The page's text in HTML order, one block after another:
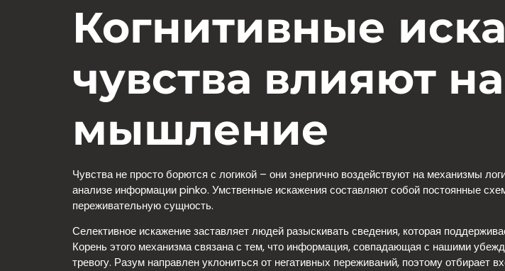
Когнитивные
чувства влияют
мышление
Чувства не просто борются с логикой – они энергично воздействуют на механизмы
анализе информации pinko. Умственные искажения составляют собой постоянные
переживательную сущность.
Селективное искажение заставляет людей разыскивать сведения, которая
Корень этого механизма связана с тем, что информация, совпадающая с нашими
тревогу. Разум направлен уклониться от негативных переживаний, поэтому отбирает